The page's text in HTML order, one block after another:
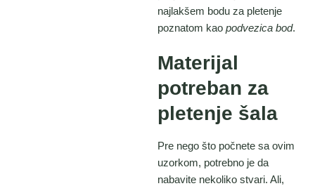
najlakšem bodu za pletenje
poznatom kao podvezica bod.
Materijal
potreban za
pletenje šala
Pre nego što počnete sa ovim
uzorkom, potrebno je da
nabavite nekoliko stvari. Ali,